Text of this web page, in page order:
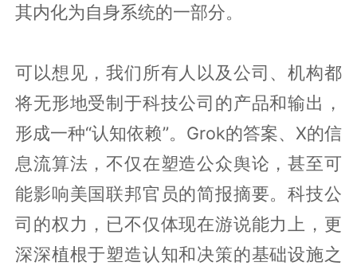
其内化为自身系统的一部分。
可以想见，我们所有人以及公司、机构都
将无形地受制于科技公司的产品和输出，
形成一种“认知依赖”。Grok的答案、X的信
息流算法，不仅在塑造公众舆论，甚至可
能影响美国联邦官员的简报摘要。科技公
司的权力，已不仅体现在游说能力上，更
深深植根于塑造认知和决策的基础设施之